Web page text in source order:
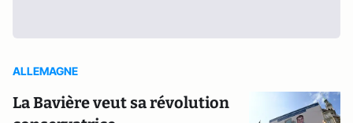
ALLEMAGNE
La Bavière veut sa révolution